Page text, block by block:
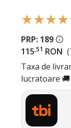
PRP: 189
115,51 RON
Taxa de
lucratoare 🚚